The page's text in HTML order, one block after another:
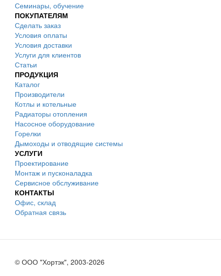
Семинары, обучение
ПОКУПАТЕЛЯМ
Сделать заказ
Условия оплаты
Условия доставки
Услуги для клиентов
Статьи
ПРОДУКЦИЯ
Каталог
Производители
Котлы и котельные
Радиаторы отопления
Насосное оборудование
Горелки
Дымоходы и отводящие системы
УСЛУГИ
Проектирование
Монтаж и пусконаладка
Сервисное обслуживание
КОНТАКТЫ
Офис, склад
Обратная связь
© ООО "Хортэк", 2003-2026